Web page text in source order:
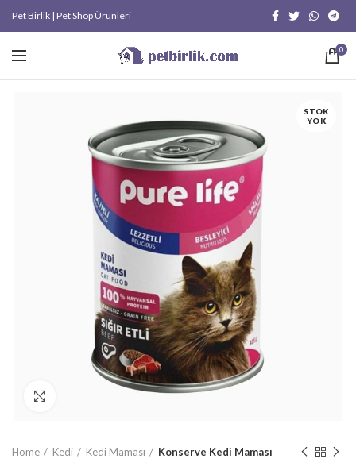
Pet Birlik | Pet Shop Ürünleri
0
STOK
YOK
Home Kedi Kedi Maması Konserve Kedi Maması